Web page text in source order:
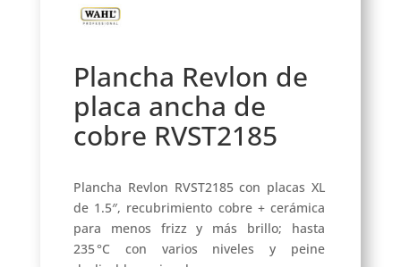
Plancha Revlon de
placa ancha de
cobre RVST2185
Plancha Revlon RVST2185 con placas XL
de 1.5″, recubrimiento cobre + cerámica
para menos frizz y más brillo; hasta
235 °C con varios niveles y peine